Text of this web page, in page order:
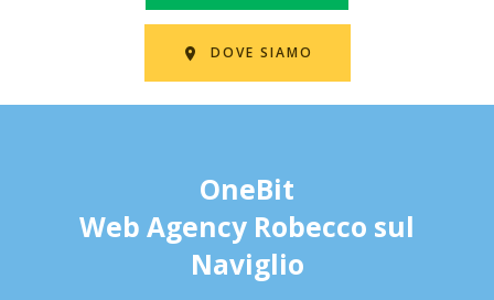
DOVE SIAMO
OneBit
Web Agency Robecco sul
Naviglio